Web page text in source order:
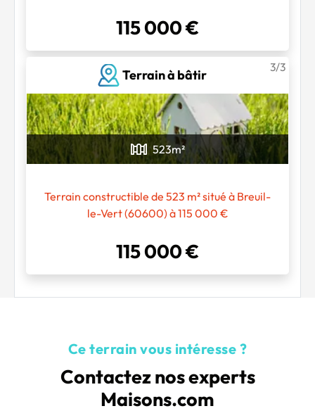
115 000 €
Terrain à bâtir
3/3
523m²
Terrain constructible de 523 m² situé à Breuil-
le-Vert (60600) à 115 000 €
115 000 €
Ce terrain vous intéresse ?
Contactez nos experts
Maisons.com